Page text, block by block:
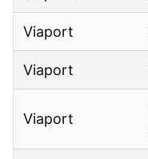
Viaport
Viaport
Viaport